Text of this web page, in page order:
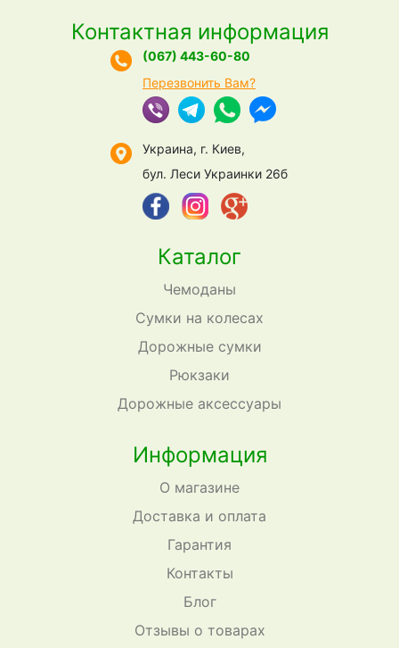
Каталог
Чемоданы
Сумки на колесах
Дорожные сумки
Рюкзаки
Дорожные аксессуары
Информация
О магазине
Доставка и оплата
Гарантия
Контакты
Блог
Отзывы о товарах
Контактная информация
(067) 443-60-80
Перезвонить Вам?
Украина, г. Киев,
бул. Леси Украинки 26б